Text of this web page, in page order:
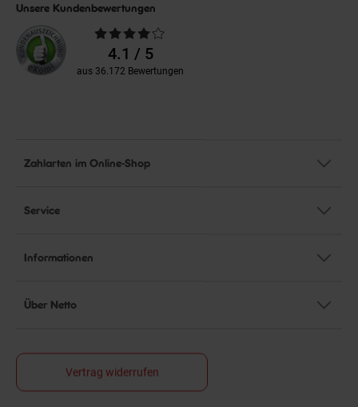
Unsere Kundenbewertungen
Durchschnittliche
Bewertungen4.1 / 5
aus 36.172 Bewertungen
Zahlarten im Online-Shop
Service
Informationen
Über Netto
Vertrag widerrufen